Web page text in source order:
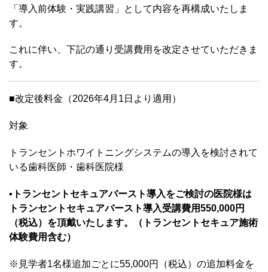
「導入前体験・実践講習」として内容を再構成いたしま
す。
これに伴い、下記の通り受講費用を改定させていただきま
す。
■改定後料金（2026年4月1日より適用）
対象
トランセントホワイトニングシステムの導入を検討されて
いる歯科医師・歯科医院様
▪️ トランセントセキュアバースト導入をご検討の医院様は
トランセントセキュアバースト導入受講費用550,000円
（税込）を頂戴いたします。（トランセントセキュア施術
体験費用含む）
※見学者1名様追加ごとに55,000円（税込）の追加料金を